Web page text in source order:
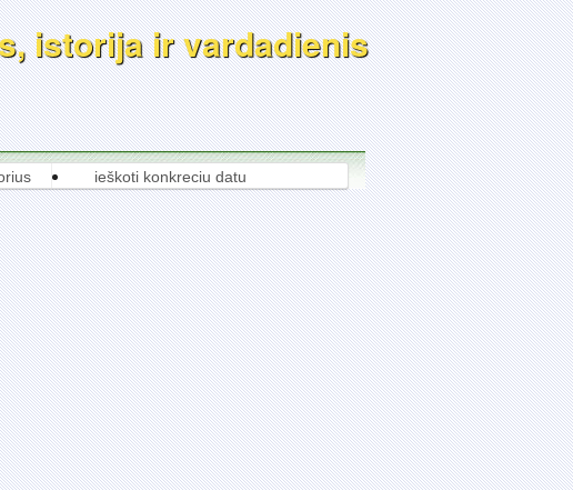
istorija ir vardadienis
ieškoti konkreciu datu